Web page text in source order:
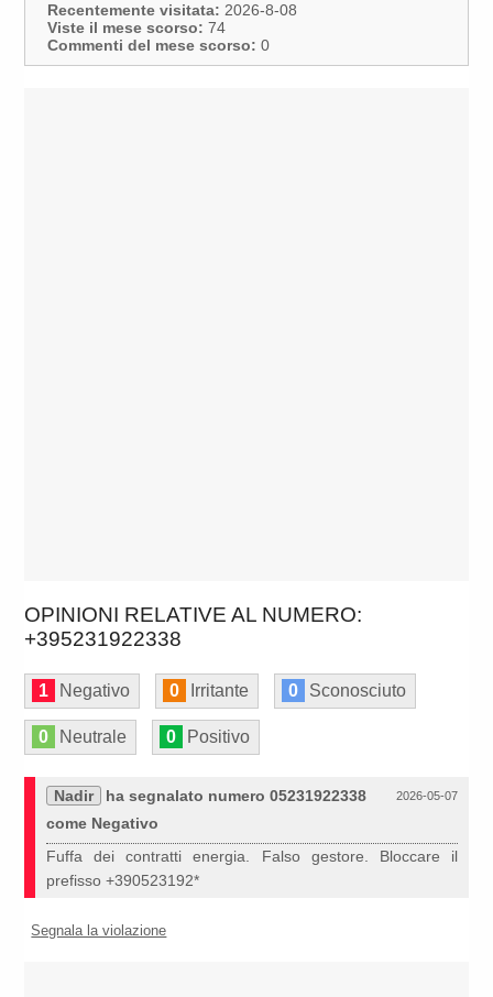
Recentemente visitata: 2026-8-08
Viste il mese scorso: 74
Commenti del mese scorso: 0
OPINIONI RELATIVE AL NUMERO:
+395231922338
1 Negativo 0 Irritante 0 Sconosciuto
0 Neutrale 0 Positivo
2026-05-07
Nadir
ha segnalato numero 05231922338
come Negativo
Fuffa dei contratti energia. Falso gestore. Bloccare il
prefisso +390523192*
Segnala la violazione